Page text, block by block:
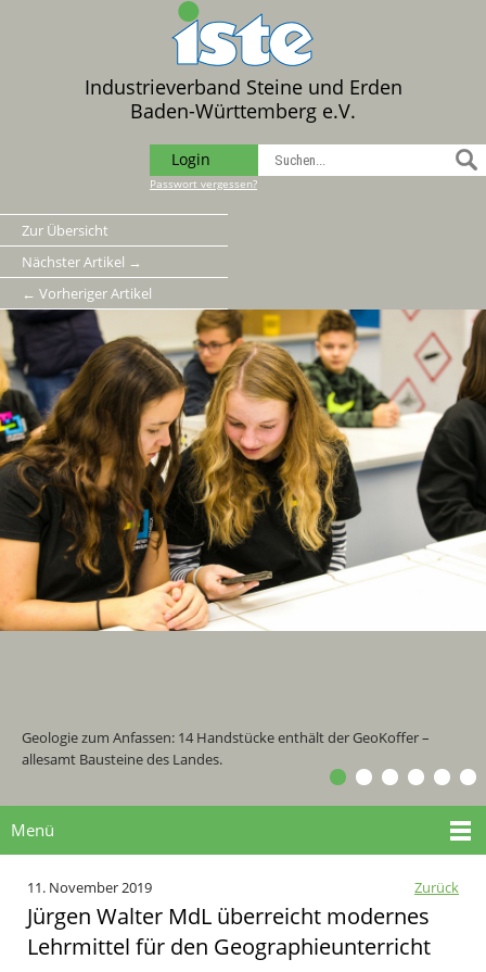
Industrieverband Steine und Erden
Baden-Württemberg e.V.
Login
Passwort vergessen?
Zur Übersicht
Nächster Artikel →
← Vorheriger Artikel
Geologie zum Anfassen: 14 Handstücke enthält der GeoKoffer –
allesamt Bausteine des Landes.
Menü
Zurück
11. November 2019
Jürgen Walter MdL überreicht modernes
Lehrmittel für den Geographieunterricht